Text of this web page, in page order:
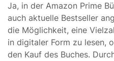
Ja, in der Amazon Prime
auch aktuelle Bestseller
die Möglichkeit, eine
in digitaler Form zu lesen,
den Kauf des Buches.